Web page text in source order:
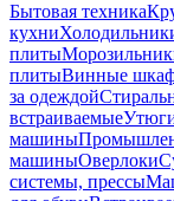
Бытовая техника
кухни
плиты
плитыВинные
за одеждой
встраиваемые
машины
машиныОверлоки
системы, прессы